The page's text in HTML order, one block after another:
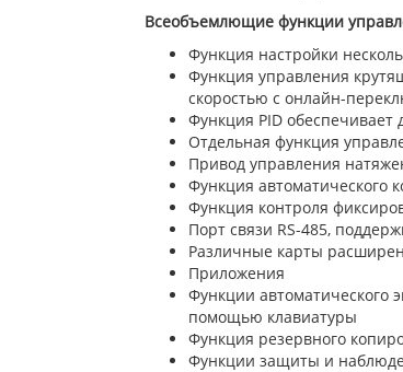
Всеобъемлющие функции
Функция настройки
Функция управления
скоростью с онлайн-
Функция PID
Отдельная функция
Привод управления
Функция автоматического
Функция контроля
Порт связи RS-485,
Различные карты
Приложения
Функции автоматического
помощью клавиатуры
Функция резервного
Функции защиты и